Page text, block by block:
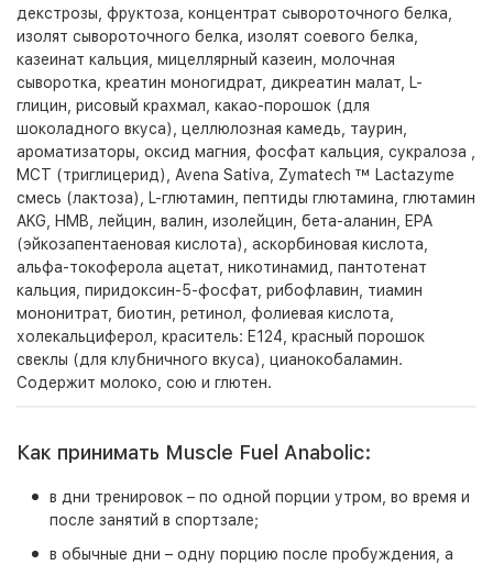
декстрозы, фруктоза, концентрат сывороточного белка,
изолят сывороточного белка, изолят соевого белка,
казеинат кальция, мицеллярный казеин, молочная
сыворотка, креатин моногидрат, дикреатин малат, L-
глицин, рисовый крахмал, какао-порошок (для
шоколадного вкуса), целлюлозная камедь, таурин,
ароматизаторы, оксид магния, фосфат кальция, сукралоза ,
MCT (триглицерид), Avena Sativa, Zymatech ™ Lactazyme
смесь (лактоза), L-глютамин, пептиды глютамина, глютамин
AKG, HMB, лейцин, валин, изолейцин, бета-аланин, EPA
(эйкозапентаеновая кислота), аскорбиновая кислота,
альфа-токоферола ацетат, никотинамид, пантотенат
кальция, пиридоксин-5-фосфат, рибофлавин, тиамин
мононитрат, биотин, ретинол, фолиевая кислота,
холекальциферол, краситель: E124, красный порошок
свеклы (для клубничного вкуса), цианокобаламин.
Содержит молоко, сою и глютен.
Как принимать Muscle Fuel Anabolic:
в дни тренировок – по одной порции утром, во время и
после занятий в спортзале;
в обычные дни – одну порцию после пробуждения, а